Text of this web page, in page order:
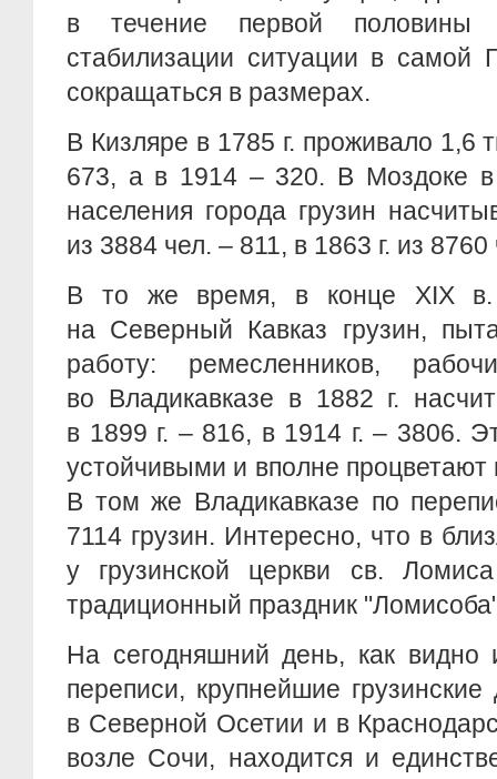
в течение первой
стабилизации ситуации в самой
сокращаться в размерах.
В Кизляре в 1785 г. проживало 1,6
673, а в 1914 – 320. В Моздоке в
населения города грузин
из 3884 чел. – 811, в 1863 г. из
В то же время, в конце XIX в.
на Северный Кавказ грузин,
работу: ремесленников,
во Владикавказе в 1882 г.
в 1899 г. – 816, в 1914 г. – 3806.
устойчивыми и вполне
В том же Владикавказе по
7114 грузин. Интересно, что в
у грузинской церкви св.
традиционный праздник
На сегодняшний день, как видно
переписи, крупнейшие
в Северной Осетии и в
возле Сочи, находится и